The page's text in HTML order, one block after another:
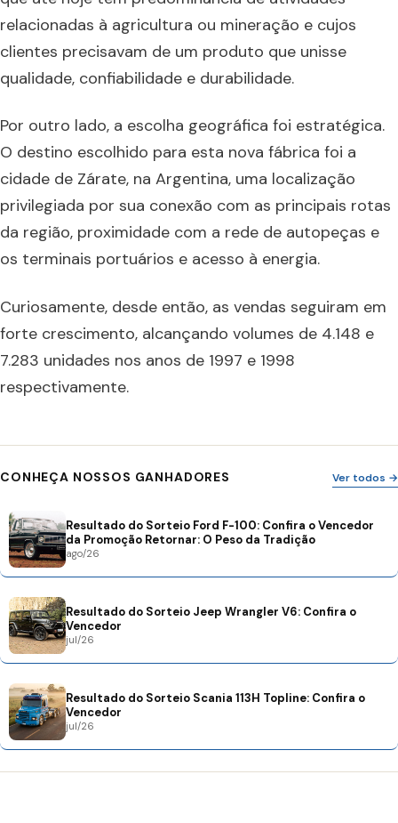
relacionadas à agricultura ou mineração e cujos
clientes precisavam de um produto que unisse
qualidade, confiabilidade e durabilidade.
Por outro lado, a escolha geográfica foi estratégica.
O destino escolhido para esta nova fábrica foi a
cidade de Zárate, na Argentina, uma localização
privilegiada por sua conexão com as principais rotas
da região, proximidade com a rede de autopeças e
os terminais portuários e acesso à energia.
Curiosamente, desde então, as vendas seguiram em
forte crescimento, alcançando volumes de 4.148 e
7.283 unidades nos anos de 1997 e 1998
respectivamente.
CONHEÇA NOSSOS GANHADORES Ver todos →
Resultado do Sorteio Ford F-100: Confira o Vencedor
da Promoção Retornar: O Peso da Tradição
ago/26
Resultado do Sorteio Jeep Wrangler V6: Confira o
Vencedor
jul/26
Resultado do Sorteio Scania 113H Topline: Confira o
Vencedor
jul/26